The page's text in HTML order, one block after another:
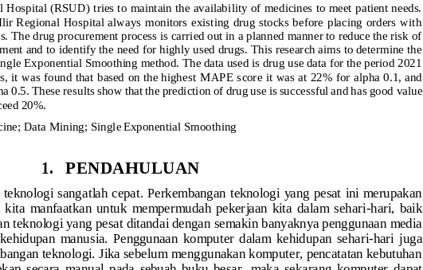
Hospital (RSUD) tries to maintain the availability of medicines to meet patient needs.
Regional  Hospital  always  monitors  existing  drug  stocks  before  placing  orders  with
The drug procurement process is carried out in a planned manner to reduce the risk of
and to identify the need for highly used drugs. This research aims to determine the
Exponential Smoothing method. The data used is drug use data for the period 2021
it was found that based on the highest MAPE score it was at 22% for alpha 0.1, and
0.5. These results show that the prediction of drug use is successful and has good value
20%.
Data Mining; SingleExponential Smoothing
1. PENDAHULUAN
teknologi sangatlah cepat. Perkembangan teknologi  yang pesat ini merupakan
kita  manfaatkan  untuk  mempermudah  pekerjaan  kita  dalam  sehari-hari,  baik
teknologi yang pesat ditandai dengan semakin banyaknya penggunaan media
manusia.  Penggunaan  komputer  dalam  kehidupan  sehari-hari  juga
teknologi. Jika sebelum menggunakan komputer, pencatatan kebutuhan